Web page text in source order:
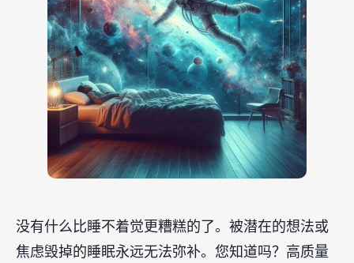
没有什么比睡不着觉更糟糕的了。被潜在的想法或
焦虑毁掉的睡眠永远无法弥补。您知道吗？高质量